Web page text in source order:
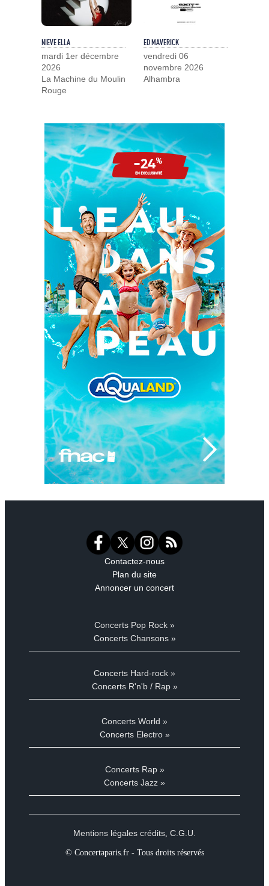
NIEVE ELLA
mardi 1er décembre
2026
La Machine du Moulin
Rouge
ED MAVERICK
vendredi 06
novembre 2026
Alhambra
Contactez-nous
Plan du site
Annoncer un concert
Concerts Pop Rock »
Concerts Chansons »
Concerts Hard-rock »
Concerts R'n'b / Rap »
Concerts World »
Concerts Electro »
Concerts Rap »
Concerts Jazz »
Mentions légales crédits C.G.U.
© Concertaparis.fr - Tous droits réservés